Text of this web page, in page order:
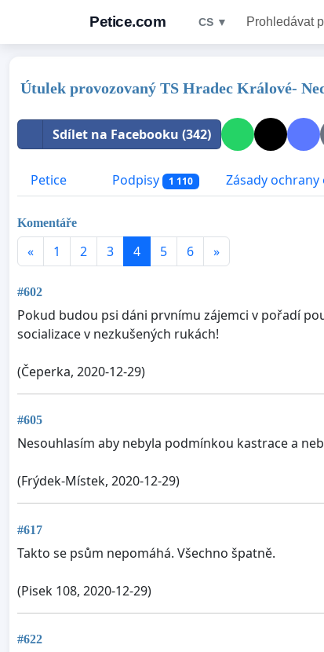
Petice.com CS ▼ Prohledávat
Útulek provozovaný TS Hradec Králové-
Sdílet na Facebooku (342)
Petice Podpisy 1 110 Zásady
Komentáře
« 1 2 3 4 5 6 »
#602
Pokud budou psi dáni prvnímu zájemci v pořadí
socializace v nezkušených rukách!
(Čeperka, 2020-12-29)
#605
Nesouhlasím aby nebyla podmínkou kastrace a
(Frýdek-Místek, 2020-12-29)
#617
Takto se psům nepomáhá. Všechno špatně.
(Pisek 108, 2020-12-29)
#622